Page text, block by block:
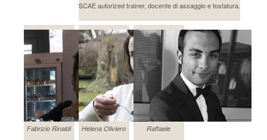
SCAE autorized trainer, docente di assaggio e tostatura.
Fabrizio Rinaldi Helena Oliviero
Raffaele